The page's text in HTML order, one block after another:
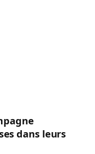
dans leurs